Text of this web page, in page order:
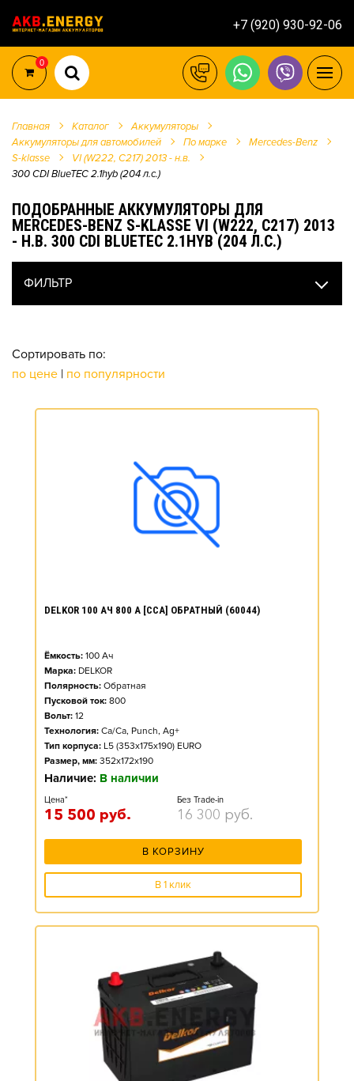
+7 (920) 930-92-06
0
Главная Каталог
Аккумуляторы
Аккумуляторы для автомобилей
По марке
Mercedes-Benz
S-klasse
VI (W222, C217) 2013 - н.в.
300 CDI BlueTEC 2.1hyb (204 л.с.)
ПОДОБРАННЫЕ АККУМУЛЯТОРЫ ДЛЯ
MERCEDES-BENZ S-KLASSE VI (W222, C217) 2013
- Н.В. 300 CDI BLUETEC 2.1HYB (204 Л.С.)
ФИЛЬТР
Сортировать по:
по цене | по популярности
DELKOR 100 АЧ 800 А [CCA] ОБРАТНЫЙ (60044)
Ёмкость: 100 Ач
Марка: DELKOR
Полярность: Обратная
Пусковой ток: 800
Вольт: 12
Технология: Ca/Ca, Punch, Ag+
Тип корпуса: L5 (353x175x190) EURO
Размер, мм: 352x172x190
Наличие: В наличии
Цена*
15 500 руб.
Без Trade-in
16 300 руб.
В КОРЗИНУ
В 1 клик